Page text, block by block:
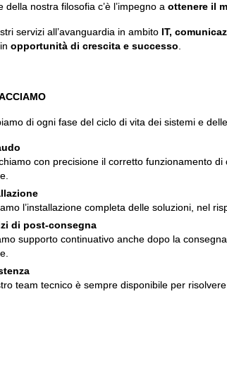
della nostra filosofia c’è l’impegno a ottenere il
servizi all’avanguardia in ambito IT,
opportunità di crescita e successo.
di ogni fase del ciclo di vita dei sistemi e
con precisione il corretto funzionamento
l’installazione completa delle soluzioni, nel
di post-consegna
supporto continuativo anche dopo la
team tecnico è sempre disponibile per